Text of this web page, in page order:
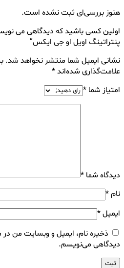
هنوز بررسی‌ای ثبت نشده است.
اولین کسی باشید که دیدگاهی می
پنتراتینگ اویل او جی ایکس”
نشانی ایمیل شما منتشر نخواهد شد.
علامت‌گذاری شده‌اند*
امتیاز شما *
دیدگاه شما *
نام*
ایمیل*
ذخیره نام، ایمیل و وبسایت من در
دیدگاهی می‌نویسم.